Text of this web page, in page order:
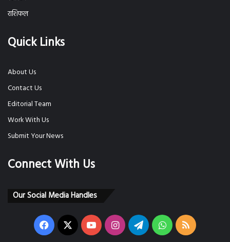
राशिफल
Quick Links
About Us
Contact Us
Editorial Team
Work With Us
Submit Your News
Connect With Us
Our Social Media Handles
Facebook
X YouTubeInstagramTelegramWhatsApp
RSS